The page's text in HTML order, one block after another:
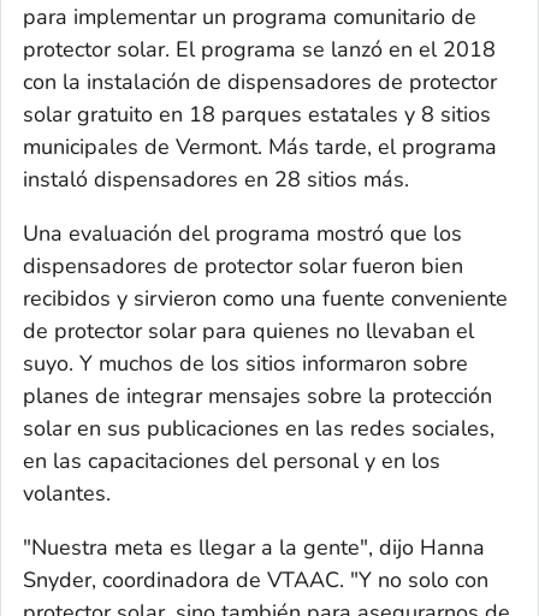
para implementar un programa comunitario de
protector solar. El programa se lanzó en el 2018
con la instalación de dispensadores de protector
solar gratuito en 18 parques estatales y 8 sitios
municipales de Vermont. Más tarde, el programa
instaló dispensadores en 28 sitios más.
Una evaluación del programa mostró que los
dispensadores de protector solar fueron bien
recibidos y sirvieron como una fuente conveniente
de protector solar para quienes no llevaban el
suyo. Y muchos de los sitios informaron sobre
planes de integrar mensajes sobre la protección
solar en sus publicaciones en las redes sociales,
en las capacitaciones del personal y en los
volantes.
"Nuestra meta es llegar a la gente", dijo Hanna
Snyder, coordinadora de VTAAC. "Y no solo con